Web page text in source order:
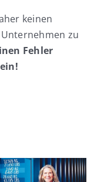
keinen
zu
Fehler
Zinsen –